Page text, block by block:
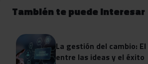
También te puede interesar
La gestión del cambio:
entre las ideas y el éxito